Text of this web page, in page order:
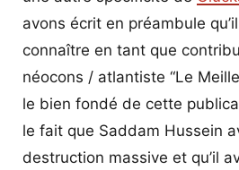
avons écrit en préambule
connaître en tant que
néocons / atlantiste “Le
le bien fondé de cette
le fait que Saddam Hussein
destruction massive et qu’il